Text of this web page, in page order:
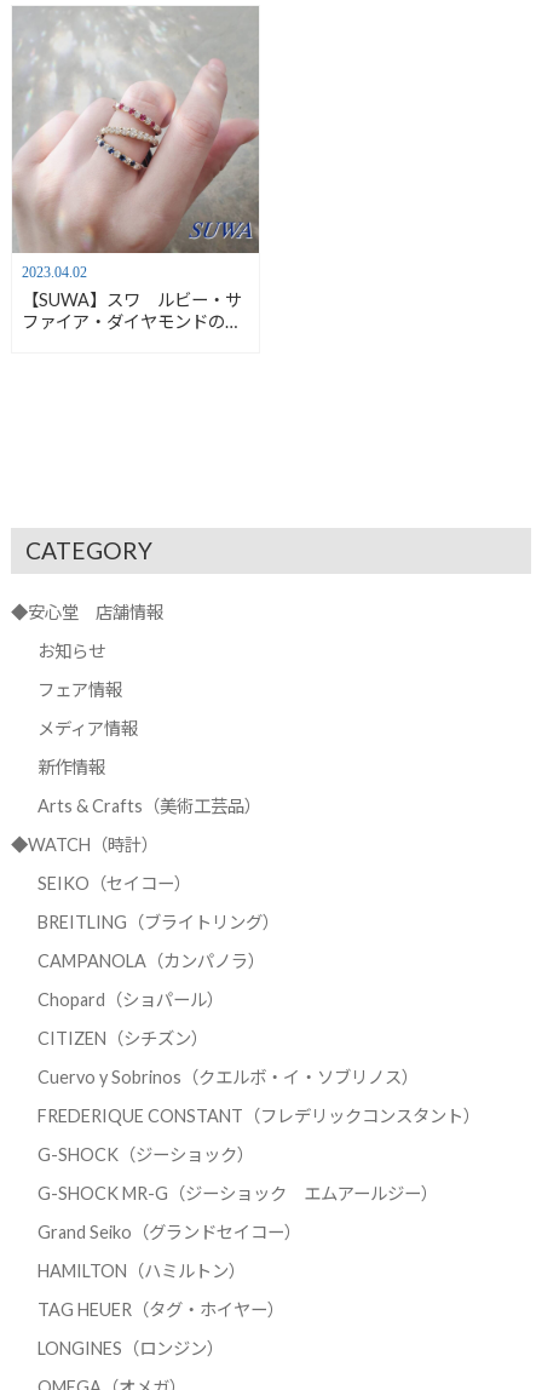
2023.04.02
【SUWA】スワ ルビー・サ
ファイア・ダイヤモンドのリ
CATEGORY
◆安心堂 店舗情報
お知らせ
フェア情報
メディア情報
新作情報
Arts & Crafts（美術工芸品）
◆WATCH（時計）
SEIKO（セイコー）
BREITLING（ブライトリング）
CAMPANOLA（カンパノラ）
Chopard（ショパール）
CITIZEN（シチズン）
Cuervo y Sobrinos（クエルボ・イ・ソブリノス）
FREDERIQUE CONSTANT（フレデリックコンスタント）
G-SHOCK（ジーショック）
G-SHOCK MR-G（ジーショック エムアールジー）
Grand Seiko（グランドセイコー）
HAMILTON（ハミルトン）
TAG HEUER（タグ・ホイヤー）
LONGINES（ロンジン）